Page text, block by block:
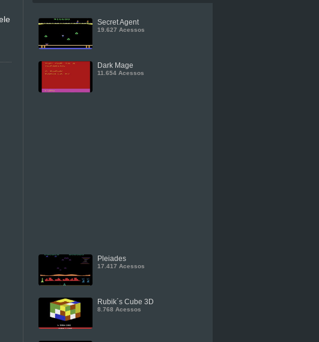
Secret Agent
19.627 Acessos
Dark Mage
11.654 Acessos
Pleiades
17.417 Acessos
Rubik´s Cube 3D
8.768 Acessos